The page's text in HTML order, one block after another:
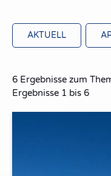
AKTUELL
6 Ergebnisse zum
Ergebnisse 1 bis 6